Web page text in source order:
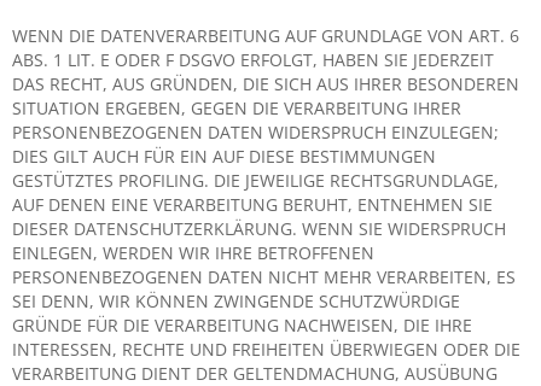
WENN DIE DATENVERARBEITUNG AUF GRUNDLAGE VON ART. 6
ABS. 1 LIT. E ODER F DSGVO ERFOLGT, HABEN SIE JEDERZEIT
DAS RECHT, AUS GRÜNDEN, DIE SICH AUS IHRER BESONDEREN
SITUATION ERGEBEN, GEGEN DIE VERARBEITUNG IHRER
PERSONENBEZOGENEN DATEN WIDERSPRUCH EINZULEGEN;
DIES GILT AUCH FÜR EIN AUF DIESE BESTIMMUNGEN
GESTÜTZTES PROFILING. DIE JEWEILIGE RECHTSGRUNDLAGE,
AUF DENEN EINE VERARBEITUNG BERUHT, ENTNEHMEN SIE
DIESER DATENSCHUTZERKLÄRUNG. WENN SIE WIDERSPRUCH
EINLEGEN, WERDEN WIR IHRE BETROFFENEN
PERSONENBEZOGENEN DATEN NICHT MEHR VERARBEITEN, ES
SEI DENN, WIR KÖNNEN ZWINGENDE SCHUTZWÜRDIGE
GRÜNDE FÜR DIE VERARBEITUNG NACHWEISEN, DIE IHRE
INTERESSEN, RECHTE UND FREIHEITEN ÜBERWIEGEN ODER DIE
VERARBEITUNG DIENT DER GELTENDMACHUNG, AUSÜBUNG